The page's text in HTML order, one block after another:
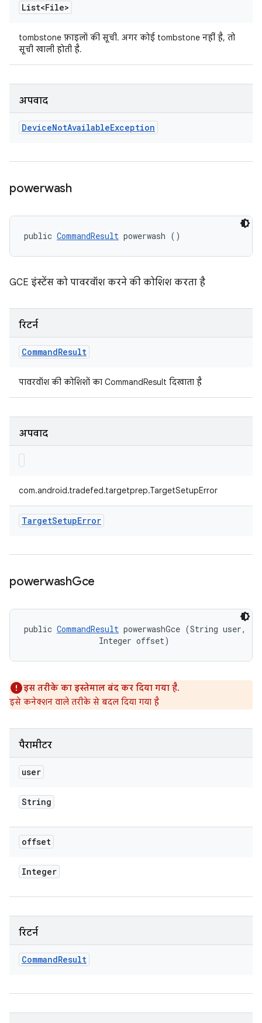
List<File>
tombstone फ़ाइलों की सूची. अगर कोई tombstone नहीं है, तो
सूची खाली होती है.
अपवाद
DeviceNotAvailableException
powerwash
public CommandResult powerwash ()
GCE इंस्टेंस को पावरवॉश करने की कोशिश करता है
रिटर्न
CommandResult
पावरवॉश की कोशिशों का CommandResult दिखाता है
अपवाद
com.android.tradefed.targetprep.TargetSetupError
TargetSetupError
powerwashGce
public CommandResult powerwashGce (String user,
                Integer offset)
इस तरीके का इस्तेमाल बंद कर दिया गया है.
इसे कनेक्शन वाले तरीके से बदल दिया गया है
पैरामीटर
user
String
offset
Integer
रिटर्न
CommandResult